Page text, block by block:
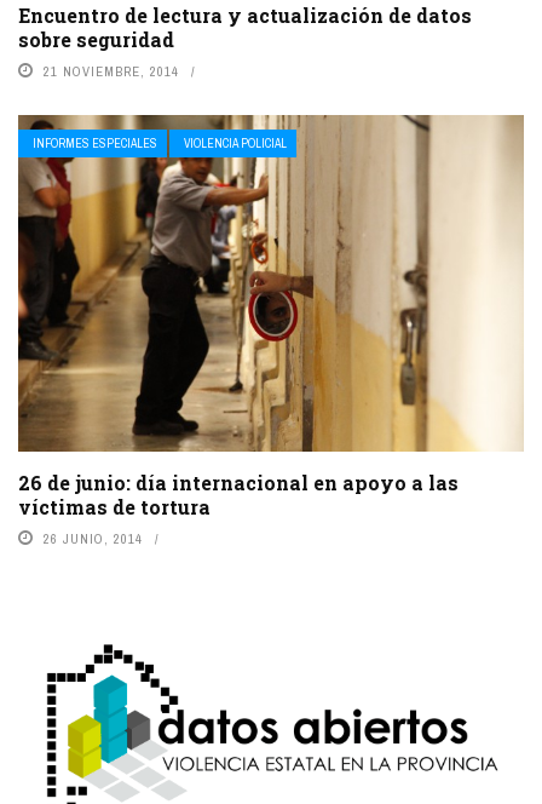
Encuentro de lectura y actualización de datos
sobre seguridad
21 NOVIEMBRE, 2014
INFORMES ESPECIALES VIOLENCIA POLICIAL
26 de junio: día internacional en apoyo a las
víctimas de tortura
26 JUNIO, 2014